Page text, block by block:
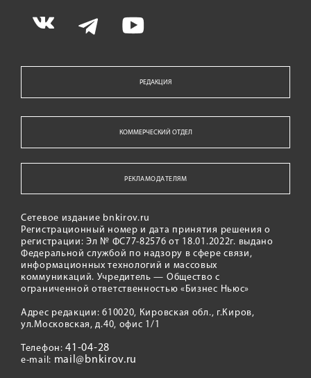
РЕДАКЦИЯ
КОММЕРЧЕСКИЙ ОТДЕЛ
РЕКЛАМОДАТЕЛЯМ
Сетевое издание bnkirov.ru
Регистрационный номер и дата принятия решения о
регистрации: Эл № ФС77-82576 от 18.01.2022г. выдано
Федеральной службой по надзору в сфере связи,
информационных технологий и массовых
коммуникаций. Учредитель — Общество с
ограниченной ответственностью «Бизнес Ньюс»
Адрес редакции: 610020, Кировская обл., г.Киров,
ул.Московская, д.40, офис 1/1
Телефон:41-04-28
e-mail: mail@bnkirov.ru